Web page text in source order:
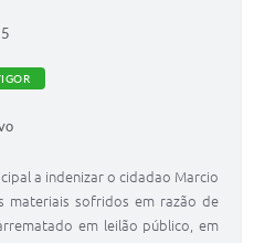
a indenizar o cidadao Marcio
materiais sofridos em razão de
em leilão público, em